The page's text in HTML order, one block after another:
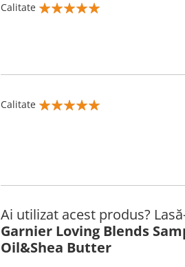
Calitate
Calitate
Ai utilizat acest produs?
Garnier Loving Blends
Oil&Shea Butter